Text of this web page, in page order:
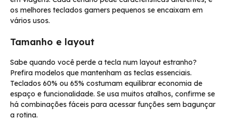
os melhores teclados gamers pequenos se encaixam em
vários usos.
Tamanho e layout
Sabe quando você perde a tecla num layout estranho?
Prefira modelos que mantenham as teclas essenciais.
Teclados 60% ou 65% costumam equilibrar economia de
espaço e funcionalidade. Se usa muitos atalhos, confirme se
há combinações fáceis para acessar funções sem bagunçar
a rotina.